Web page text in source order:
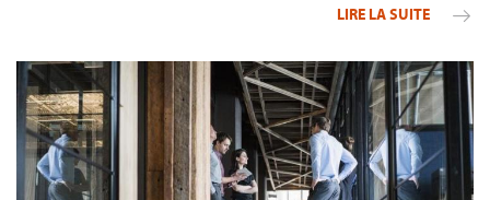
LIRE LA SUITE